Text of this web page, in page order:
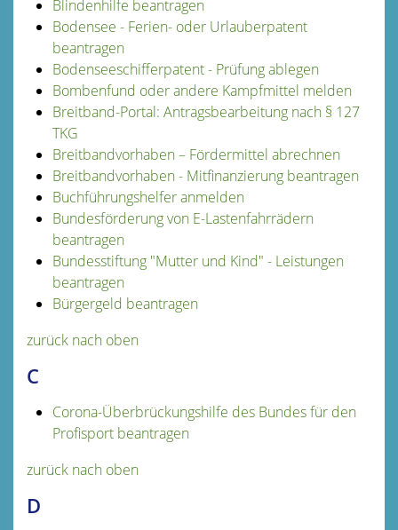
Blindenhilfe beantragen
Bodensee - Ferien- oder Urlauberpatent
beantragen
Bodenseeschifferpatent - Prüfung ablegen
Bombenfund oder andere Kampfmittel melden
Breitband-Portal: Antragsbearbeitung nach § 127
TKG
Breitbandvorhaben – Fördermittel abrechnen
Breitbandvorhaben - Mitfinanzierung beantragen
Buchführungshelfer anmelden
Bundesförderung von E-Lastenfahrrädern
beantragen
Bundesstiftung "Mutter und Kind" - Leistungen
beantragen
Bürgergeld beantragen
zurück nach oben
C
Corona-Überbrückungshilfe des Bundes für den
Profisport beantragen
zurück nach oben
D